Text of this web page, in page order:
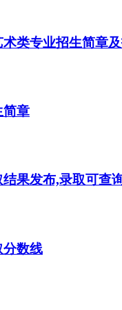
术类专业招生简章
简章
果发布,录取可查
分数线